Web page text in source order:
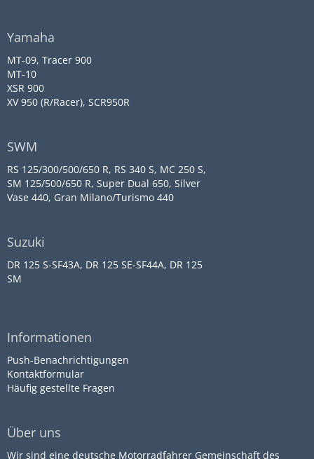
Yamaha
MT-09, Tracer 900
MT-10
XSR 900
XV 950 (R/Racer), SCR950R
SWM
RS 125/300/500/650 R, RS 340 S, MC 250 S,
SM 125/500/650 R, Super Dual 650, Silver
Vase 440, Gran Milano/Turismo 440
Suzuki
DR 125 S-SF43A, DR 125 SE-SF44A, DR 125
SM
Informationen
Push-Benachrichtigungen
Kontaktformular
Häufig gestellte Fragen
Über uns
Wir sind eine deutsche Motorradfahrer Gemeinschaft des